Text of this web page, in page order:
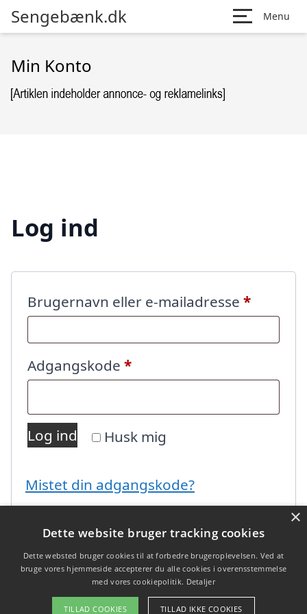
Sengebænk.dk Menu
Min Konto
Log ind
Brugernavn eller e-mailadresse *
Adgangskode *Påkrævet
Husk mig
Log ind
Mistet din adgangskode?
Copyright 2026 - Pilanto Aps
×
Dette website bruger tracking cookies
Dette websted bruger cookies til at forbedre brugeroplevelsen. Ved at
bruge vores hjemmeside accepterer du alle cookies i overensstemmelse
med vores cookiepolitik. Detaljer
TILLAD COOKIES TILLAD IKKE COOKIES